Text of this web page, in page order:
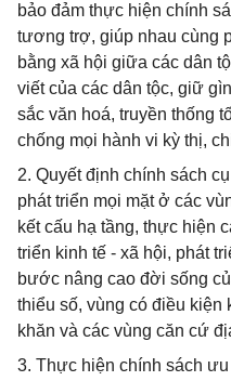
bảo đảm thực hiện chính
tương trợ, giúp nhau cùng
bằng xã hội giữa các dân
viết của các dân tộc, giữ
sắc văn hoá, truyền thống
chống mọi hành vi kỳ thị,
2. Quyết định chính sách
phát triển mọi mặt ở các
kết cấu hạ tầng, thực hiện
triển kinh tế - xã hội, phát
bước nâng cao đời sống
thiểu số, vùng có điều kiện
khăn và các vùng căn cứ
3. Thực hiện chính sách